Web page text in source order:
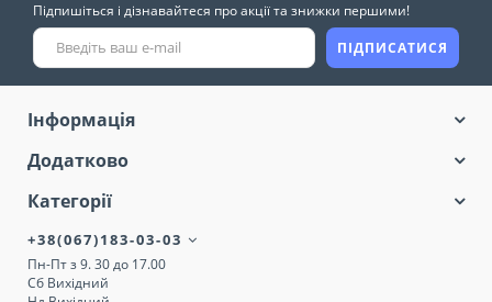
Підпишіться і дізнавайтеся про акції та знижки першими!
ПІДПИСАТИСЯ
Інформація
Додатково
Категорії
+38(067)183-03-03
Пн-Пт з 9. 30 до 17.00
Сб Вихідний